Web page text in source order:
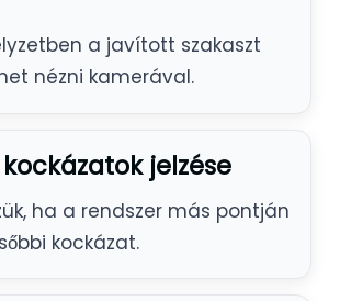
a javított szakaszt
nézni kamerával.
jelzése
ha a rendszer más pontján
kockázat.